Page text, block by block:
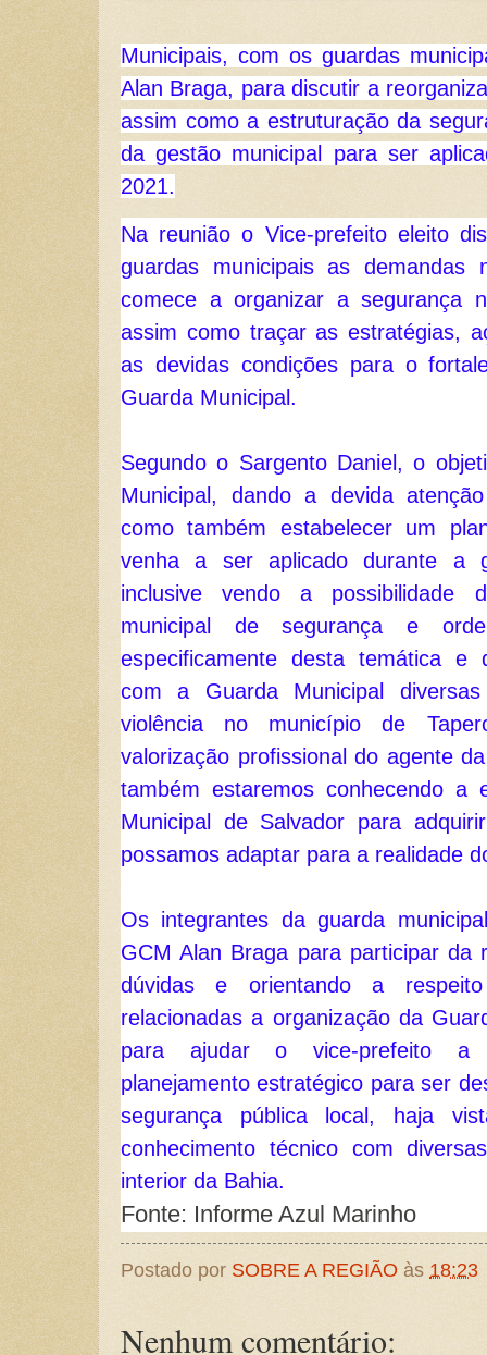
Municipais, com os guardas
Alan Braga, para discutir a
assim como a estruturação da
da gestão municipal para ser
2021.
Na reunião o Vice-prefeito eleito
guardas municipais as demandas
comece a organizar a segurança
assim como traçar as estratégias,
as devidas condições para o
Guarda Municipal.
Segundo o Sargento Daniel, o
Municipal, dando a devida
como também estabelecer um
venha a ser aplicado durante a
inclusive vendo a possibilidade
municipal de segurança e
especificamente desta temática e
com a Guarda Municipal
violência no município de
valorização profissional do agente
também estaremos conhecendo a
Municipal de Salvador para
possamos adaptar para a realidade
Os integrantes da guarda
GCM Alan Braga para participar da
dúvidas e orientando a
relacionadas a organização da
para ajudar o vice-prefeito a
planejamento estratégico para ser
segurança pública local, haja
conhecimento técnico com
interior da Bahia.
Fonte: Informe Azul Marinho
Postado por SOBRE A REGIÃO às 18:23
Nenhum comentário: